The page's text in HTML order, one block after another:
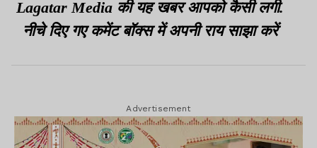
Lagatar Media की यह खबर आपको कैसी लगी.
नीचे दिए गए कमेंट बॉक्स में अपनी राय साझा करें
Advertisement